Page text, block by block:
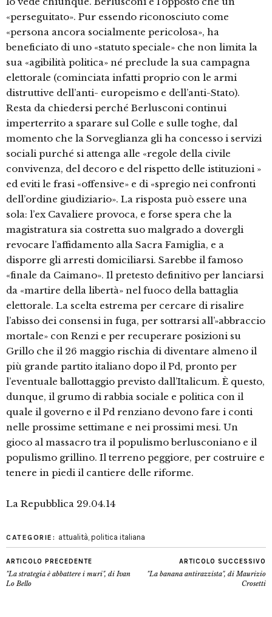
«perseguitato». Pur essendo riconosciuto come
«persona ancora socialmente pericolosa», ha
beneficiato di uno «statuto speciale» che non limita la
sua «agibilità politica» né preclude la sua campagna
elettorale (cominciata infatti proprio con le armi
distruttive dell’anti- europeismo e dell’anti-Stato).
Resta da chiedersi perché Berlusconi continui
imperterrito a sparare sul Colle e sulle toghe, dal
momento che la Sorveglianza gli ha concesso i servizi
sociali purché si attenga alle «regole della civile
convivenza, del decoro e del rispetto delle istituzioni »
ed eviti le frasi «offensive» e di «spregio nei confronti
dell’ordine giudiziario». La risposta può essere una
sola: l’ex Cavaliere provoca, e forse spera che la
magistratura sia costretta suo malgrado a dovergli
revocare l’affidamento alla Sacra Famiglia, e a
disporre gli arresti domiciliarsi. Sarebbe il famoso
«finale da Caimano». Il pretesto definitivo per lanciarsi
da «martire della libertà» nel fuoco della battaglia
elettorale. La scelta estrema per cercare di risalire
l’abisso dei consensi in fuga, per sottrarsi all’»abbraccio
mortale» con Renzi e per recuperare posizioni su
Grillo che il 26 maggio rischia di diventare almeno il
più grande partito italiano dopo il Pd, pronto per
l’eventuale ballottaggio previsto dall’Italicum. È questo,
dunque, il grumo di rabbia sociale e politica con il
quale il governo e il Pd renziano devono fare i conti
nelle prossime settimane e nei prossimi mesi. Un
gioco al massacro tra il populismo berlusconiano e il
populismo grillino. Il terreno peggiore, per costruire e
tenere in piedi il cantiere delle riforme.
La Repubblica 29.04.14
CATEGORIE: attualità, politica italiana
ARTICOLO PRECEDENTE
"La strategia è abbattere i muri", di Ivan
Lo Bello
ARTICOLO SUCCESSIVO
"La banana antirazzista", di Maurizio
Crosetti